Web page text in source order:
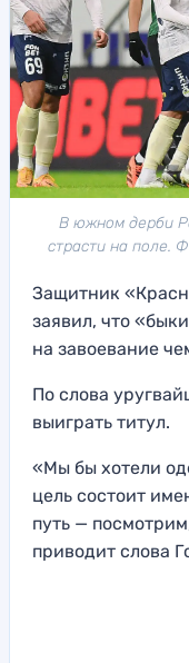
В южном дерби
страсти на поле.
Защитник
заявил, что
на завоевание
По слова
выиграть титул.
«Мы бы хотели
цель состоит
путь —
приводит слова